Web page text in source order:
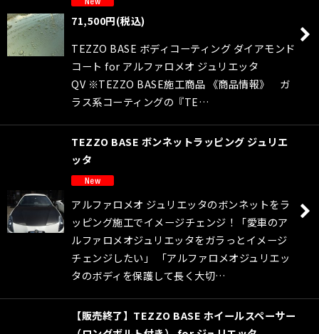
71,500円(税込)
TEZZO BASE ボディコーティング ダイアモンド
コート for アルファロメオ ジュリエッタ
QV ※TEZZO BASE施工商品 《商品情報》 ガ
ラス系コーティングの『TE…
TEZZO BASE ボンネットラッピング ジュリエ
ッタ
アルファロメオ ジュリエッタのボンネットをラ
ッピング施工でイメージチェンジ！「愛車のア
ルファロメオジュリエッタをガラっとイメージ
チェンジしたい」 「アルファロメオジュリエッ
タのボディを保護して長く大切…
【販売終了】TEZZO BASE ホイールスペーサー